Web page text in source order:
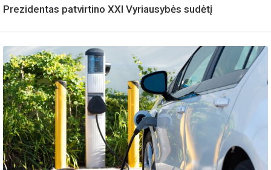
Prezidentas patvirtino XXI Vyriausybės sudėtį